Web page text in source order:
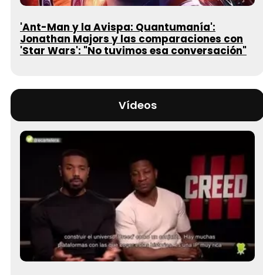
'Ant-Man y la Avispa: Quantumanía':
Jonathan Majors y las comparaciones con
'Star Wars': "No tuvimos esa conversación"
Vídeos